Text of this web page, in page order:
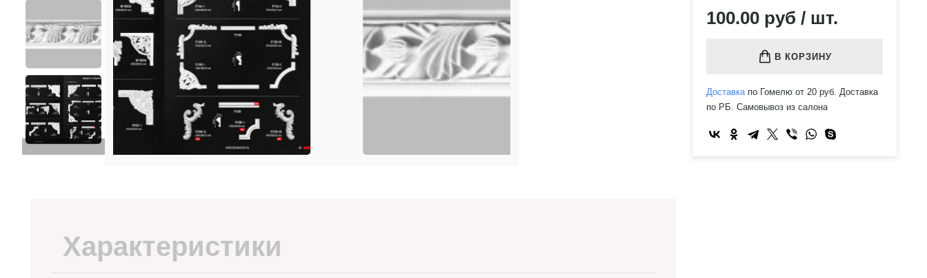
Характеристики
100.00 руб / шт.
В КОРЗИНУ
Доставкапо Гомелю от 20 руб. Доставка
по РБ. Самовывоз из салона